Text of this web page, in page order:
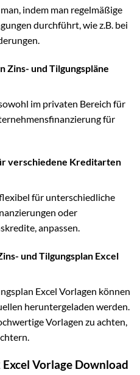
indem man regelmäßige
durchführt, wie z.B. bei
Zins- und Tilgungspläne
im privaten Bereich für
für
verschiedene Kreditarten
für unterschiedliche
oder
anpassen.
und Tilgungsplan Excel
Excel Vorlagen können
heruntergeladen werden.
Vorlagen zu achten,
Vorlage Download